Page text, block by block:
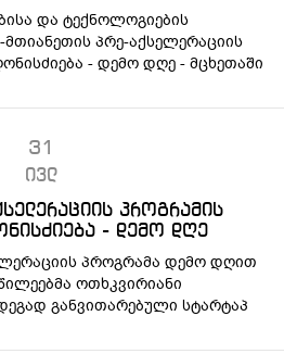
და ტექნოლოგიების
მთიანეთის პრე-აქსელერაციის
- დემო დღე - მცხეთაში
31
ივლ
პროგრამის
- დემო დღე
პროგრამა დემო დღით
ოთხკვირიანი
განვითარებული სტარტაპ